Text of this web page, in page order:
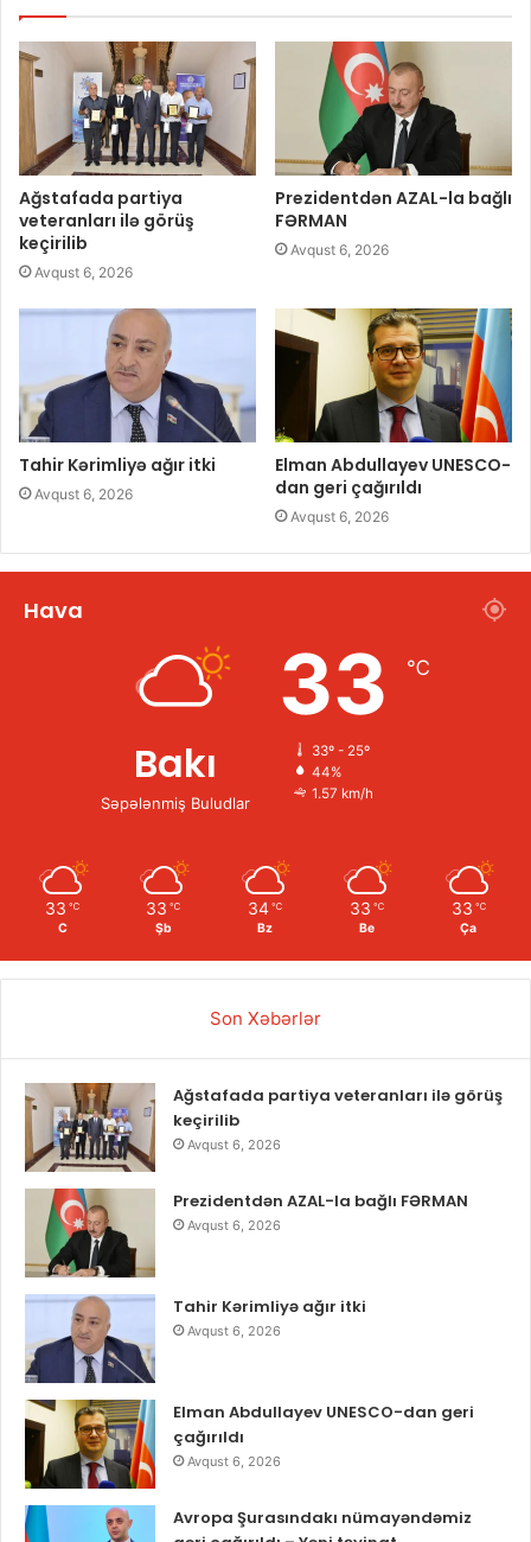
Ağstafada partiya
veteranları ilə görüş
keçirilib
Avqust 6, 2026
Prezidentdən AZAL-la bağlı
FƏRMAN
Avqust 6, 2026
Tahir Kərimliyə ağır itki
Avqust 6, 2026
Elman Abdullayev UNESCO-
dan geri çağırıldı
Avqust 6, 2026
Hava
Bakı
Səpələnmiş Buludlar
33 ℃
33º - 25º
44%
1.57 km/h
33 ℃
C
33 ℃
Şb
34 ℃
Bz
33 ℃
Be
33 ℃
Ça
Son Xəbərlər
Ağstafada partiya veteranları ilə görüş
keçirilib
Avqust 6, 2026
Prezidentdən AZAL-la bağlı FƏRMAN
Avqust 6, 2026
Tahir Kərimliyə ağır itki
Avqust 6, 2026
Elman Abdullayev UNESCO-dan geri
çağırıldı
Avqust 6, 2026
Avropa Şurasındakı nümayəndəmiz